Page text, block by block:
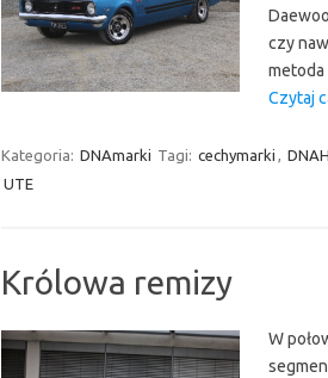
czy
Czytaj
Kategoria: DNAmarki Tagi: cechymarki ,
UTE
Królowa remizy
W